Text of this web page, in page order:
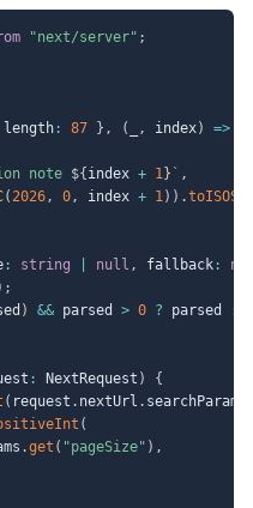
"next/server" ;
length : 87 } , ( , index) =>
note ${ index + 1} ` ,
( 2026, 0, index + 1) ) .
: string null , fallback :
;
) && parsed > 0 ? parsed
: NextRequest )
{
( request . nextUrl . searchParams
(
.get ( "pageSize" ) ,